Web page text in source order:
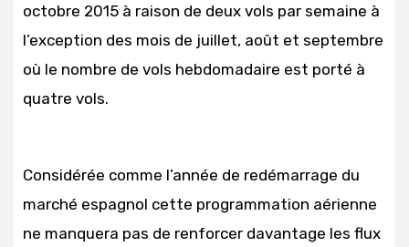
octobre 2015 à raison de deux vols par semaine à
l’exception des mois de juillet, août et septembre
où le nombre de vols hebdomadaire est porté à
quatre vols.
Considérée comme l’année de redémarrage du
marché espagnol cette programmation aérienne
ne manquera pas de renforcer davantage les flux